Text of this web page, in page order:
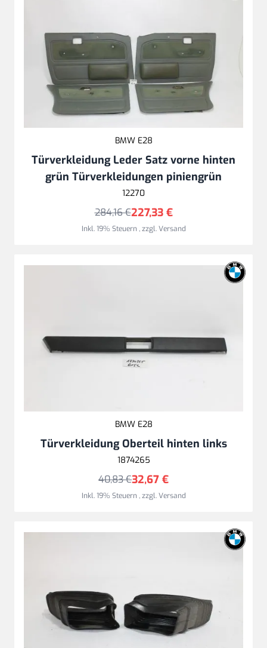
BMW E28
Türverkleidung Leder Satz vorne hinten
grün Türverkleidungen piniengrün
12270
227,33 €
284,16 €
Inkl. 19% Steuern,zzgl.Versand
BMW E28
Türverkleidung Oberteil hinten links
1874265
32,67 €
40,83 €
Inkl. 19% Steuern,zzgl.Versand